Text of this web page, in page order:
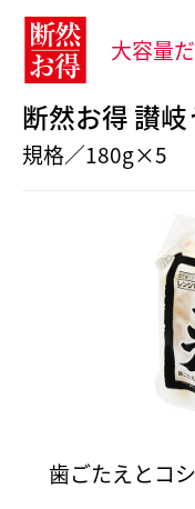
大容量
断然お得 讃
規格／180g×5
歯ごたえとコ